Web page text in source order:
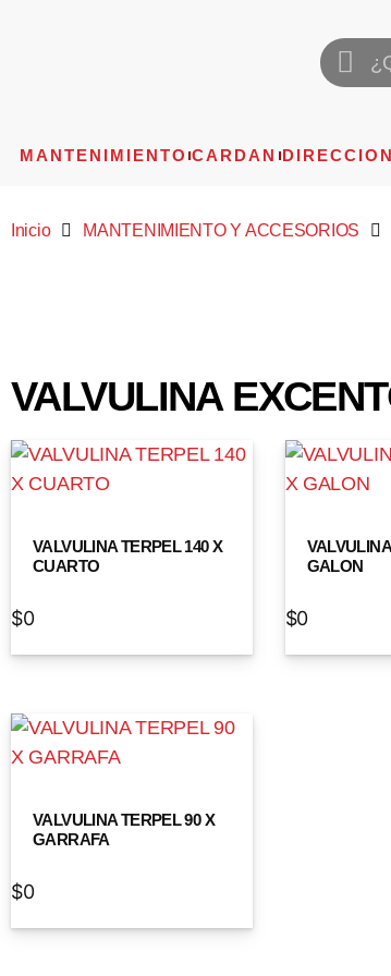
MANTENIMIENTO CARDAN DIRECCION
Inicio MANTENIMIENTO Y ACCESORIOS
VALVULINA
VALVULINA TERPEL 140 X
CUARTO
$0
GALON
$0
VALVULINA TERPEL 90 X
GARRAFA
$0